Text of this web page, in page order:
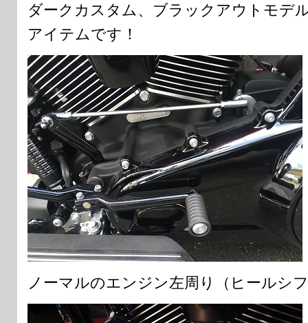
ダークカスタム、ブラックアウトモデ
アイテムです！
ノーマルのエンジン左周り（ヒールシ